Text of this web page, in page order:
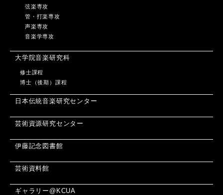
弦楽専攻
管・打楽専攻
声楽専攻
音楽学専攻
大学院音楽研究科
修士課程
博士（後期）課程
日本伝統音楽研究センター
芸術資源研究センター
伊藤記念図書館
芸術資料館
ギャラリー@KCUA